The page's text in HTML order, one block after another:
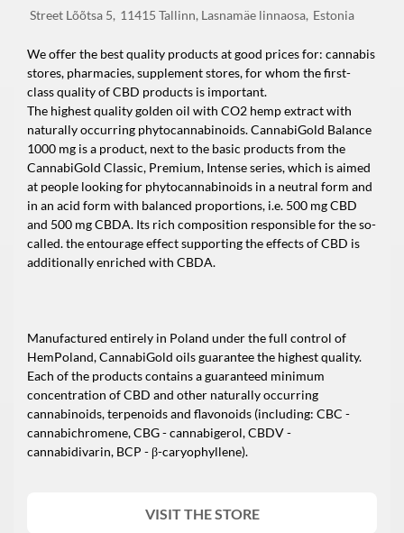
Street Lõõtsa 5 11415 Tallinn, Lasnamäe linnaosa Estonia
We offer the best quality products at good prices for: cannabis
stores, pharmacies, supplement stores, for whom the first-
class quality of CBD products is important.
The highest quality golden oil with CO2 hemp extract with
naturally occurring phytocannabinoids. CannabiGold Balance
1000 mg is a product, next to the basic products from the
CannabiGold Classic, Premium, Intense series, which is aimed
at people looking for phytocannabinoids in a neutral form and
in an acid form with balanced proportions, i.e. 500 mg CBD
and 500 mg CBDA. Its rich composition responsible for the so-
called. the entourage effect supporting the effects of CBD is
additionally enriched with CBDA.
Manufactured entirely in Poland under the full control of
HemPoland, CannabiGold oils guarantee the highest quality.
Each of the products contains a guaranteed minimum
concentration of CBD and other naturally occurring
cannabinoids, terpenoids and flavonoids (including: CBC -
cannabichromene, CBG - cannabigerol, CBDV -
cannabidivarin, BCP - β-caryophyllene).
VISIT THE STORE